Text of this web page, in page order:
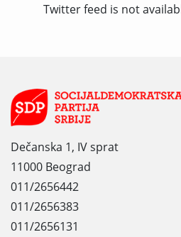
Twitter feed is not
Dečanska 1, IV sprat
11000 Beograd
011/2656442
011/2656383
011/2656131